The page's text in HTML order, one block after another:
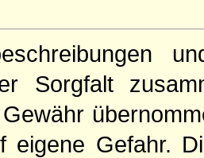
Sorgfalt
eigene Gefahr.